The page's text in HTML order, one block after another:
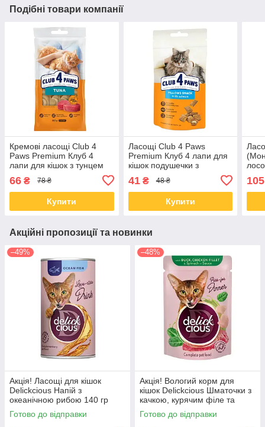
Подібні товари компанії
Кремові ласощі Club 4
Paws Premium Клуб 4
лапи для кішок з тунцем
66 ₴ 78 ₴
Купити
Ласощі Club 4 Paws
Premium Клуб 4 лапи для
кішок подушечки з
41₴ 48 ₴
Купити
105
Акційні пропозиції та новинки
–49%
Акція! Ласощі для кішок
Delickcious Напій з
океанічною рибою 140 гр
Готово до відправки
–48%
Акція! Вологий корм для
кішок Delickcious Шматочки з
качкою, курячим філе та
шпинатом у соусі 85 гр 12 шт
Готово до відправки